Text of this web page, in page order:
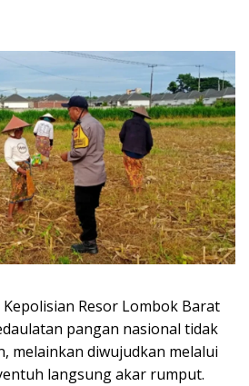
Resor Lombok Barat
pangan nasional tidak
melainkan diwujudkan melalui
langsung akar rumput.